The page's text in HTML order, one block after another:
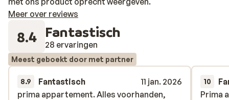
Meer over reviews
8.4 Fantastisch
28 ervaringen
Meest geboekt door met partner
8.9 Fantastisch
11 jan. 2026
prima appartement. Alles voorhanden,
prima appartement. Alles voorhanden,
10
Prima
Prima